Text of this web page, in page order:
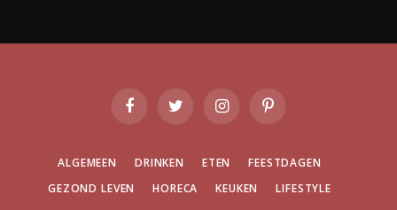
FacebookTwitter InstagramPinterest
ALGEMEEN DRINKEN ETEN
FEESTDAGEN
GEZOND LEVEN
HORECA KEUKEN
LIFESTYLE